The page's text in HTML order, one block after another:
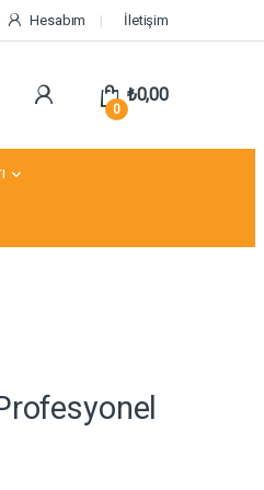
Hesabım İletişim
0
₺0,00